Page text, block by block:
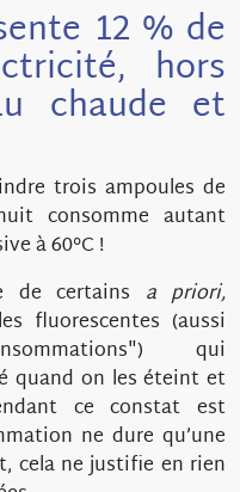
12 % de
hors
chaude et
trois ampoules de
consomme autant
à 60°C !
de certains a priori,
fluorescentes (aussi
qui
quand on les éteint et
ce constat est
ne dure qu’une
cela ne justifie en rien